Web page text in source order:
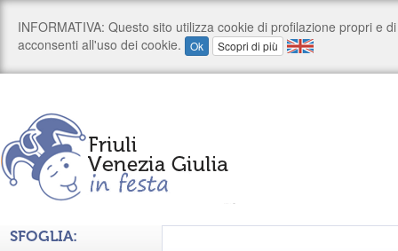
SFOGLIA: